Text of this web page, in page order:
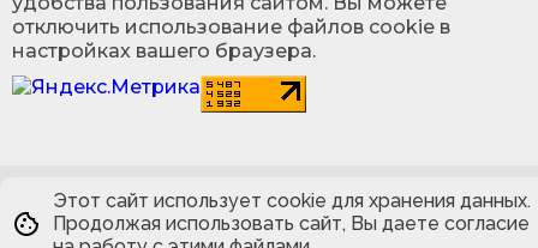
отключить использование файлов cookie в
настройках вашего браузера.
Этот сайт использует cookie для хранения данных.
Продолжая использовать сайт, Вы даете согласие